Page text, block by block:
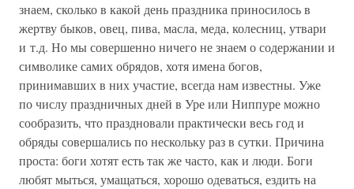
знаем, сколько в какой день праздника приносилось в
жертву быков, овец, пива, масла, меда, колесниц, утвари
и т.д. Но мы совершенно ничего не знаем о содержании и
символике самих обрядов, хотя имена богов,
принимавших в них участие, всегда нам известны. Уже
по числу праздничных дней в Уре или Ниппуре можно
сообразить, что праздновали практически весь год и
обряды совершались по нескольку раз в сутки. Причина
проста: боги хотят есть так же часто, как и люди. Боги
любят мыться, умащаться, хорошо одеваться, ездить на